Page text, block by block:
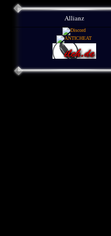
Allianz